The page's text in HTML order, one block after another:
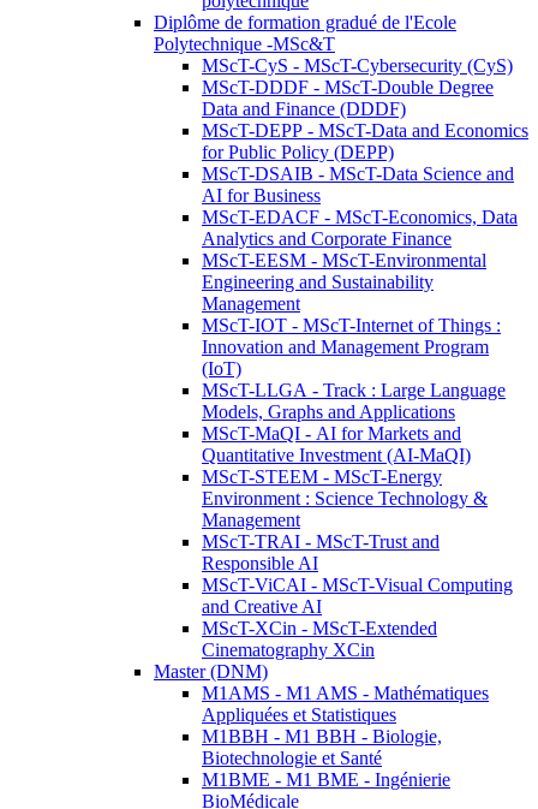
Diplôme de formation gradué de l'Ecole
Polytechnique -MSc&T
MScT-CyS - MScT-Cybersecurity (CyS)
MScT-DDDF - MScT-Double Degree
Data and Finance (DDDF)
MScT-DEPP - MScT-Data and Economics
for Public Policy (DEPP)
MScT-DSAIB - MScT-Data Science and
AI for Business
MScT-EDACF - MScT-Economics, Data
Analytics and Corporate Finance
MScT-EESM - MScT-Environmental
Engineering and Sustainability
Management
MScT-IOT - MScT-Internet of Things :
Innovation and Management Program
(IoT)
MScT-LLGA - Track : Large Language
Models, Graphs and Applications
MScT-MaQI - AI for Markets and
Quantitative Investment (AI-MaQI)
MScT-STEEM - MScT-Energy
Environment : Science Technology &
Management
MScT-TRAI - MScT-Trust and
Responsible AI
MScT-ViCAI - MScT-Visual Computing
and Creative AI
MScT-XCin - MScT-Extended
Cinematography XCin
Master (DNM)
M1AMS - M1 AMS - Mathématiques
Appliquées et Statistiques
M1BBH - M1 BBH - Biologie,
Biotechnologie et Santé
M1BME - M1 BME - Ingénierie
BioMédicale